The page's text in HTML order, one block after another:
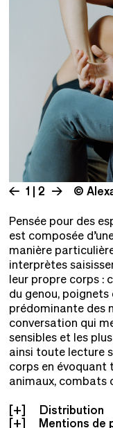
1 | 2 ©
Pensée pour des
est composée
manière
interprètes
leur propre corps :
du genou, poignets
prédominante des
conversation qui
sensibles et les
ainsi toute lecture
corps en évoquant
animaux, combats
Distribution
Mentions de